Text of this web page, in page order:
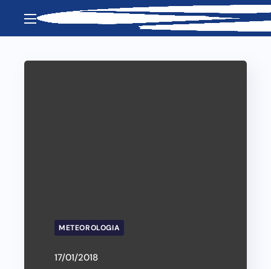
METEOROLOGIA
17/01/2018